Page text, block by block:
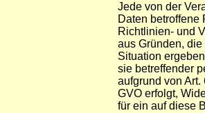
Jede von der
Daten betroffene
Richtlinien- und
aus Gründen,
Situation
sie betreffender
aufgrund von Art.
GVO erfolgt,
für ein auf diese